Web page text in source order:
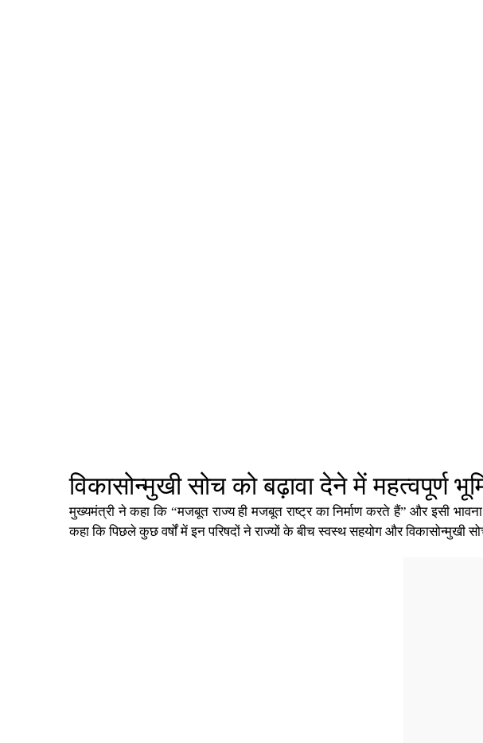
विकासोन्मुखी सोच को बढ़ावा देने में महत्वपूर्ण
मुख्यमंत्री ने कहा कि “मजबूत राज्य ही मजबूत राष्ट्र का निर्माण करते हैं” और इसी
कहा कि पिछले कुछ वर्षों में इन परिषदों ने राज्यों के बीच स्वस्थ सहयोग और विकासोन्मुखी